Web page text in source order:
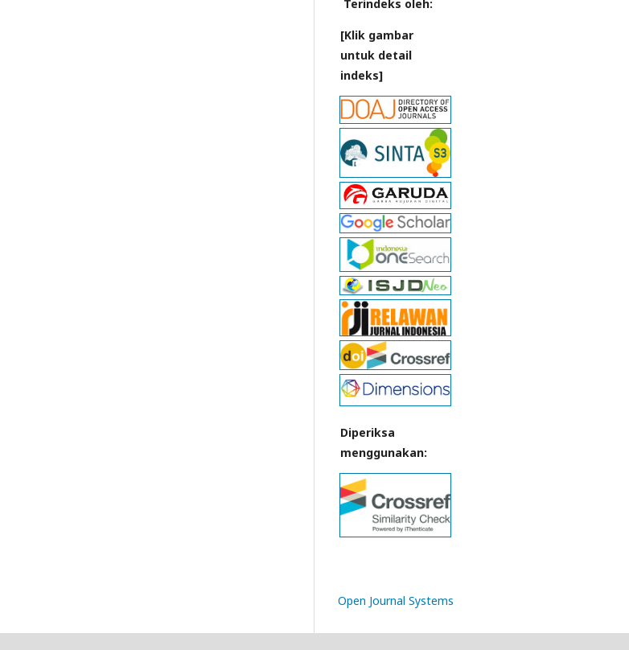
Terindeks oleh:
[Klik gambar
untuk detail
indeks]
Diperiksa
menggunakan:
Open Journal Systems